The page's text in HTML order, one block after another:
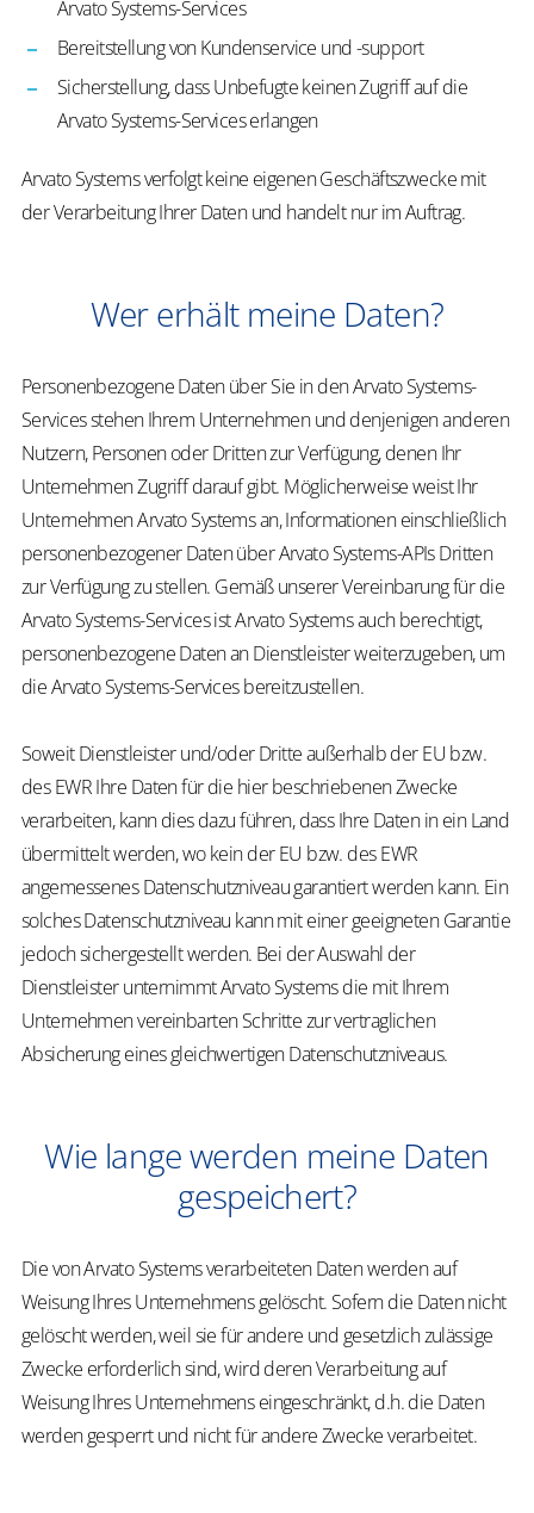
Arvato Systems-Services
Bereitstellung von Kundenservice und -support
Sicherstellung, dass Unbefugte keinen Zugriff auf die
Arvato Systems-Services erlangen
Arvato Systems verfolgt keine eigenen Geschäftszwecke mit
der Verarbeitung Ihrer Daten und handelt nur im Auftrag.
Wer erhält meine Daten?
Personenbezogene Daten über Sie in den Arvato Systems-
Services stehen Ihrem Unternehmen und denjenigen anderen
Nutzern, Personen oder Dritten zur Verfügung, denen Ihr
Unternehmen Zugriff darauf gibt. Möglicherweise weist Ihr
Unternehmen Arvato Systems an, Informationen einschließlich
personenbezogener Daten über Arvato Systems-APIs Dritten
zur Verfügung zu stellen. Gemäß unserer Vereinbarung für die
Arvato Systems-Services ist Arvato Systems auch berechtigt,
personenbezogene Daten an Dienstleister weiterzugeben, um
die Arvato Systems-Services bereitzustellen.
Soweit Dienstleister und/oder Dritte außerhalb der EU bzw.
des EWR Ihre Daten für die hier beschriebenen Zwecke
verarbeiten, kann dies dazu führen, dass Ihre Daten in ein Land
übermittelt werden, wo kein der EU bzw. des EWR
angemessenes Datenschutzniveau garantiert werden kann. Ein
solches Datenschutzniveau kann mit einer geeigneten Garantie
jedoch sichergestellt werden. Bei der Auswahl der
Dienstleister unternimmt Arvato Systems die mit Ihrem
Unternehmen vereinbarten Schritte zur vertraglichen
Absicherung eines gleichwertigen Datenschutzniveaus.
Wie lange werden meine Daten
gespeichert?
Die von Arvato Systems verarbeiteten Daten werden auf
Weisung Ihres Unternehmens gelöscht. Sofern die Daten nicht
gelöscht werden, weil sie für andere und gesetzlich zulässige
Zwecke erforderlich sind, wird deren Verarbeitung auf
Weisung Ihres Unternehmens eingeschränkt, d.h. die Daten
werden gesperrt und nicht für andere Zwecke verarbeitet.